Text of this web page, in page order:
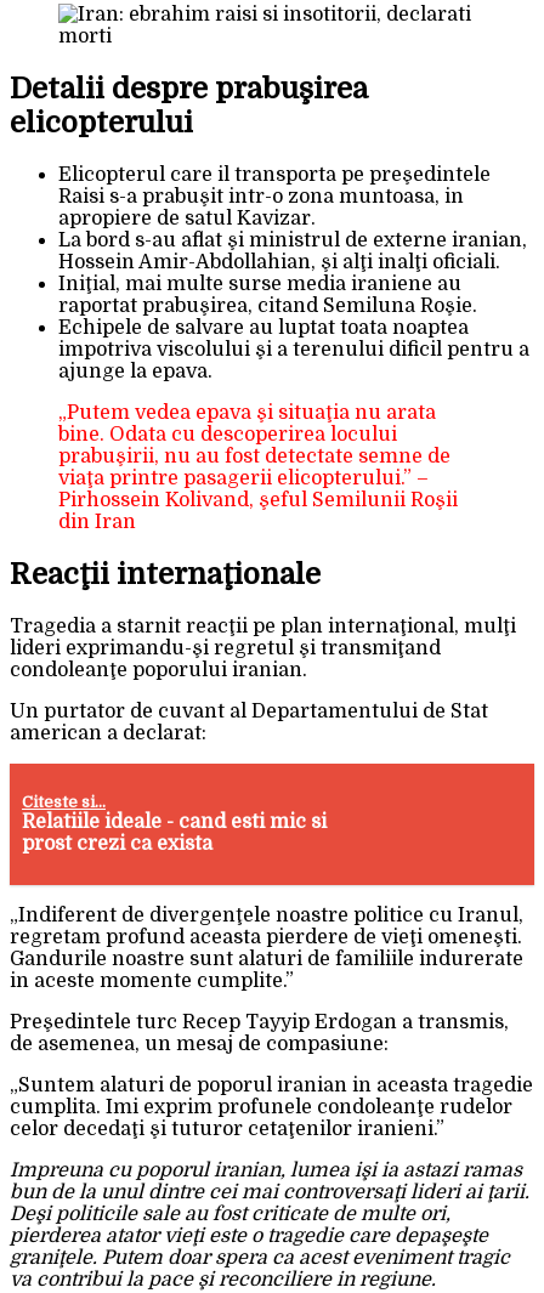
Detalii despre prabuşirea
elicopterului
Elicopterul care il transporta pe preşedintele
Raisi s-a prabuşit intr-o zona muntoasa, in
apropiere de satul Kavizar.
La bord s-au aflat şi ministrul de externe iranian,
Hossein Amir-Abdollahian, şi alţi inalţi oficiali.
Iniţial, mai multe surse media iraniene au
raportat prabuşirea, citand Semiluna Roşie.
Echipele de salvare au luptat toata noaptea
impotriva viscolului şi a terenului dificil pentru a
ajunge la epava.
„Putem vedea epava şi situaţia nu arata
bine. Odata cu descoperirea locului
prabuşirii, nu au fost detectate semne de
viaţa printre pasagerii elicopterului.” –
Pirhossein Kolivand, şeful Semilunii Roşii
din Iran
Reacţii internaţionale
Tragedia a starnit reacţii pe plan internaţional, mulţi
lideri exprimandu-şi regretul şi transmiţand
condoleanţe poporului iranian.
Un purtator de cuvant al Departamentului de Stat
american a declarat:
Citeste si...
Relatiile ideale - cand esti mic si
prost crezi ca exista
„Indiferent de divergenţele noastre politice cu Iranul,
regretam profund aceasta pierdere de vieţi omeneşti.
Gandurile noastre sunt alaturi de familiile indurerate
in aceste momente cumplite.”
Preşedintele turc Recep Tayyip Erdogan a transmis,
de asemenea, un mesaj de compasiune:
„Suntem alaturi de poporul iranian in aceasta tragedie
cumplita. Imi exprim profunele condoleanţe rudelor
celor decedaţi şi tuturor cetaţenilor iranieni.”
Impreuna cu poporul iranian, lumea işi ia astazi ramas
bun de la unul dintre cei mai controversaţi lideri ai ţarii.
Deşi politicile sale au fost criticate de multe ori,
pierderea atator vieţi este o tragedie care depaşeşte
graniţele. Putem doar spera ca acest eveniment tragic
va contribui la pace şi reconciliere in regiune.